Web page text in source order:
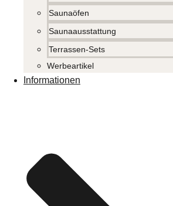
Saunaöfen
Saunaausstattung
Terrassen-Sets
Werbeartikel
Informationen